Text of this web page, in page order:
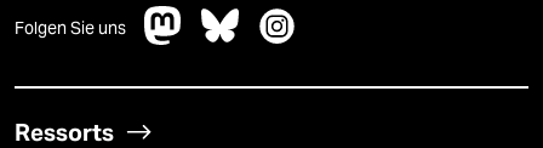
Folgen Sie uns
Ressorts